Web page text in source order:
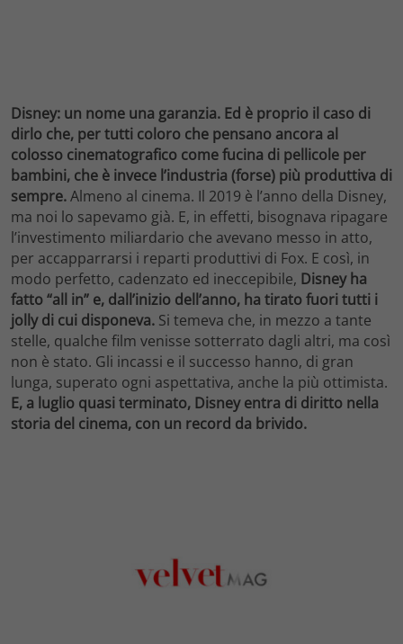
Disney: un nome una garanzia. Ed è proprio il caso di
dirlo che, per tutti coloro che pensano ancora al
colosso cinematografico come fucina di pellicole per
bambini, che è invece l’industria (forse) più produttiva di
sempre.Almeno al cinema. Il 2019 è l’anno della Disney,
ma noi lo sapevamo già. E, in effetti, bisognava ripagare
l’investimento miliardario che avevano messo in atto,
per accapparrarsi i reparti produttivi di Fox. E così, in
modo perfetto, cadenzato ed ineccepibile, Disney ha
fatto “all in” e, dall’inizio dell’anno, ha tirato fuori tutti i
jolly di cui disponeva. Si temeva che, in mezzo a tante
stelle, qualche film venisse sotterrato dagli altri, ma così
non è stato. Gli incassi e il successo hanno, di gran
lunga, superato ogni aspettativa, anche la più ottimista.
E, a luglio quasi terminato, Disney entra di diritto nella
storia del cinema, con un record da brivido.